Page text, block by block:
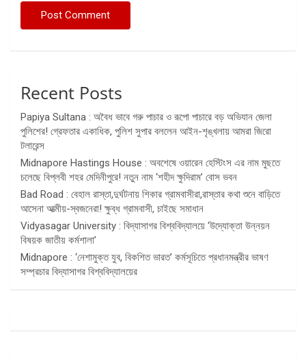
Recent Posts
Papiya Sultana : অবৈধ ভাবে গরু পাচার ও রূপো পাচারে বড় অভিযান জেলা
পুলিশের! গ্রেফতার একাধিক, পুলিশ সুপার বললেন আইন-শৃঙ্খলায় আমরা জিরো
টলারেন্স
Midnapore Hastings House : অবশেষে ওয়ারেন হেস্টিংস এর নাম মুছতে
চলেছে বিপ্লবী শহর মেদিনীপুরে! নতুন নাম ‘শহীদ ক্ষুদিরাম’ বোস ভবন
Bad Road : বেহাল রাস্তা,দুর্ঘটনায় শিকার গ্রামবাসীরা,রাস্তার কথা শুনে বাড়িতে
আসেনা আত্মীয়-স্বজনেরা! ক্ষুব্ধ গ্রামবাসী, চাইছে সমাধান
Vidyasagar University : বিদ্যাসাগর বিশ্ববিদ্যালয়ে ‘উদ্যোক্তা উন্নয়ন
বিষয়ক জাতীয় কর্মশালা’
Midnapore : ‘নেশামুক্ত যুব, বিকশিত ভারত’ কর্মসূচিতে প্রধানমন্ত্রীর ভাষণ
সম্প্রচার বিদ্যাসাগর বিশ্ববিদ্যালয়ের